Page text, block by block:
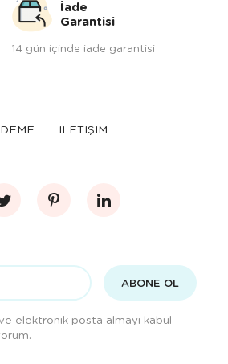
İade
Garantisi
14 gün içinde iade garantisi
İLETİŞİM
ABONE OL
elektronik posta almayı kabul